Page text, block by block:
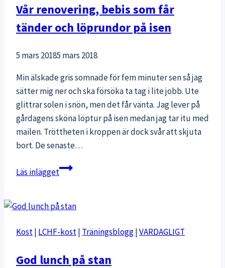
Vår renovering, bebis som får
tänder och löprundor på isen
5 mars 20185 mars 2018
Min älskade gris somnade för fem minuter sen så jag
sätter mig ner och ska försöka ta tag i lite jobb. Ute
glittrar solen i snön, men det får vänta. Jag lever på
gårdagens sköna löptur på isen medan jag tar itu med
mailen. Tröttheten i kroppen är dock svår att skjuta
bort. De senaste…
Läs inläggetVår
som
tänder
löprundor
Kost| LCHF-kost| Träningsblogg|VARDAGLIGT
God lunch på stan